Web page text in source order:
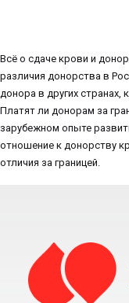
Всё о сдаче крови и
различия донорства в
донора в других странах,
Платят ли донорам за
зарубежном опыте
отношение к донорству
отличия за границей.